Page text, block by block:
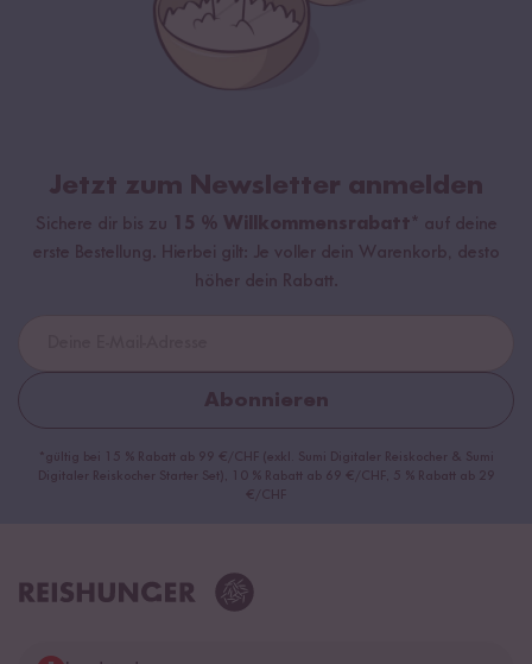
Jetzt zum Newsletter anmelden
Sichere dir bis zu 15 % Willkommensrabatt* auf deine
erste Bestellung. Hierbei gilt: Je voller dein Warenkorb, desto
höher dein Rabatt.
Abonnieren
*gültig bei 15 % Rabatt ab 99 €/CHF (exkl. Sumi Digitaler Reiskocher & Sumi
Digitaler Reiskocher Starter Set), 10 % Rabatt ab 69 €/CHF, 5 % Rabatt ab 29
€/CHF